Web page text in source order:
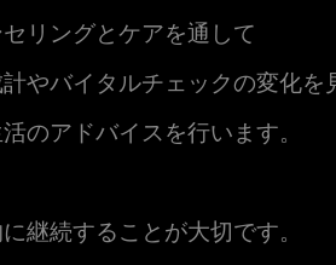
リングとケアを通して
やバイタルチェックの変化を
のアドバイスを行います。
継続することが大切です。